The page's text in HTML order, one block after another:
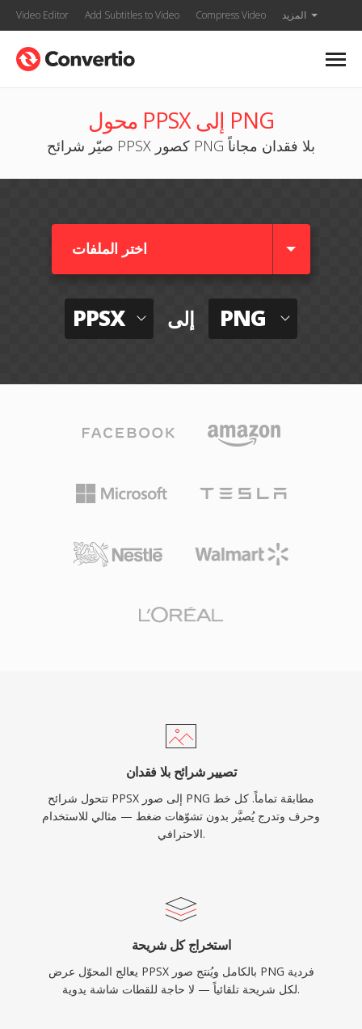
Video Editor Add Subtitles to Video Compress Video المزيد
محول PPSX إلى PNG
صيّر شرائح PPSX كصور PNG بلا فقدان مجاناً
اختر الملفات
PPSX إلى PNG
تصيير شرائح بلا فقدان
تتحول شرائح PPSX إلى صور PNG مطابقة تماماً. كل خط
وحرف وتدرج يُصيَّر بدون تشوّهات ضغط — مثالي للاستخدام
الاحترافي.
استخراج كل شريحة
يعالج المحوّل عرض PPSX بالكامل ويُنتج صور PNG فردية
لكل شريحة تلقائياً — لا حاجة للقطات شاشة يدوية.